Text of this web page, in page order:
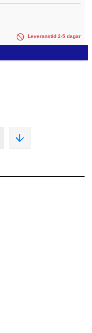
Leveranstid 2-5 dagar